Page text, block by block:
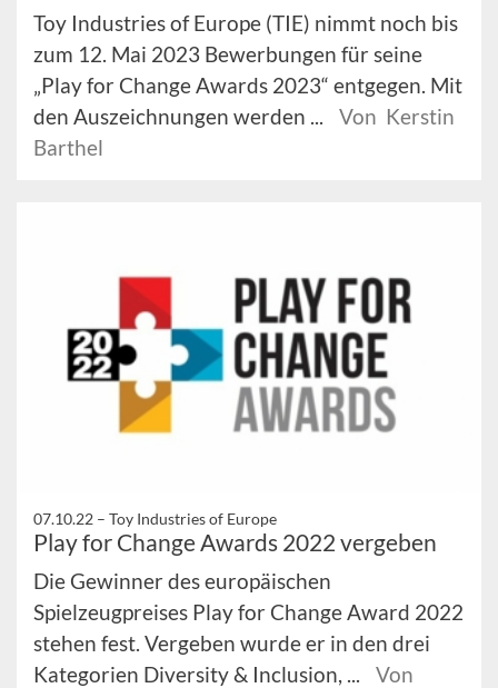
Toy Industries of Europe (TIE) nimmt noch bis
zum 12. Mai 2023 Bewerbungen für seine
„Play for Change Awards 2023“ entgegen. Mit
den Auszeichnungen werden ...
Von Kerstin
Barthel
07.10.22 – Toy Industries of Europe
Play for Change Awards 2022 vergeben
Die Gewinner des europäischen
Spielzeugpreises Play for Change Award 2022
stehen fest. Vergeben wurde er in den drei
Kategorien Diversity & Inclusion, ...
Von